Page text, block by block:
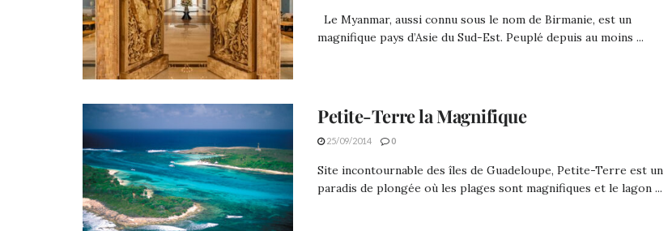
Le Myanmar, aussi connu sous le nom de Birmanie, est un
magnifique pays d’Asie du Sud-Est. Peuplé depuis au moins ...
Petite-Terre la Magnifique
25/09/2014 0
Site incontournable des îles de Guadeloupe, Petite-Terre est un
paradis de plongée où les plages sont magnifiques et le lagon ...